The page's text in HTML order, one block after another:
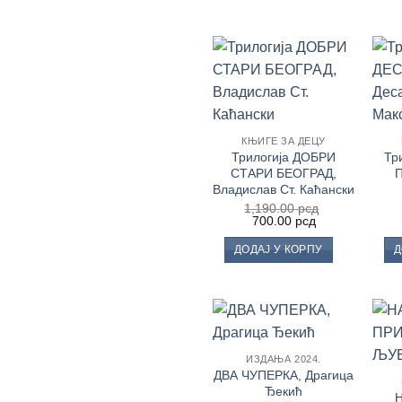
КЊИГЕ ЗА ДЕЦУ
Трилогија ДОБРИ
СТАРИ БЕОГРАД,
Владислав Ст. Каћански
1,190.00рсд
Оригинална
је
била:
700.00 рсдТренутна
цена
је:
700.00 рсд.
ДОДАЈ У КОРПУ
Листу
ИЗДАЊА 2024.
ДВА ЧУПЕРКА, Драгица
Ђекић